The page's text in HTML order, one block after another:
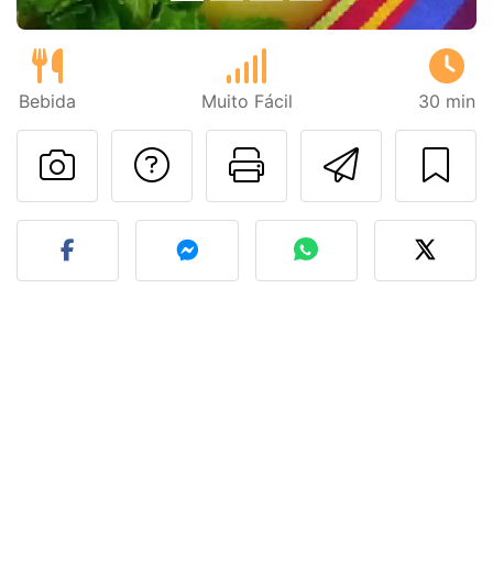
Bebida Muito Fácil 30 min
Imprima
Falar com o autor
Fez esta receita?